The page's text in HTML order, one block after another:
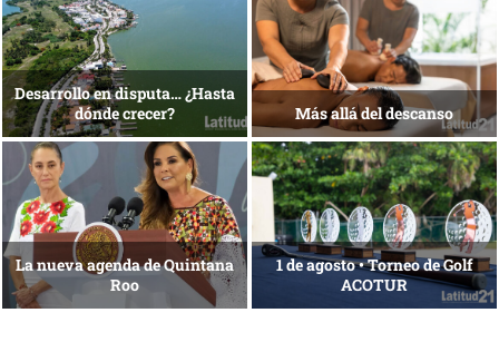
1 al 28 de agosto •
Fundación Isleña
Energía que Impulsa la
competitividad
Reconocimiento de viajeros La esencia del servicio